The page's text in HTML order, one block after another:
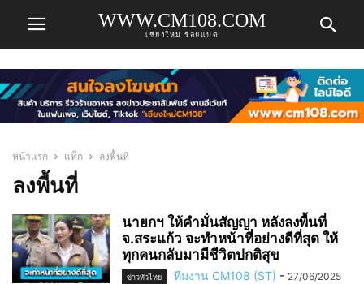
WWW.CM108.COM
เชียงใหม่ ร้อยแปด
หน้าแรก แท็ก ลงพื้นที่
ลงพื้นที่
นายกฯ ให้คำมั่นสัญญา หลังลงพื้นที่
จ.สระแก้ว จะทำหน้าที่อย่างดีที่สุด ให้
ทุกคนกลับมามีชีวิตปกติสุข
ข่าวทั่วไทย ทีมงาน CM108 (ST) - 27/06/2025